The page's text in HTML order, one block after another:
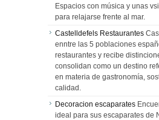
Espacios con música y unas
para relajarse frente al mar.
Castelldefels Restaurantes
enntre las 5 poblaciones
restaurantes y recibe
consolidan como un destino
en materia de gastronomía,
calidad.
Decoracion escaparates
ideal para sus escaparates de